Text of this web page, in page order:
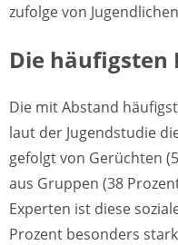
zufolge von
Die häufigsten
Die mit Abstand
laut der Jugendstudie
gefolgt von Gerüchten
aus Gruppen (38
Experten ist diese
Prozent besonders